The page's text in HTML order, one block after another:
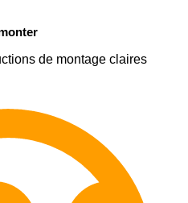
de montage claires